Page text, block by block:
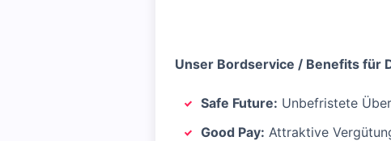
Unser Bordservice / Benefits für
Safe Future: Unbefristete
Good Pay: Attraktive